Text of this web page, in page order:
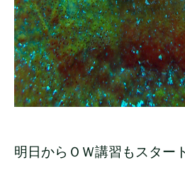
明日からＯＷ講習もスタート